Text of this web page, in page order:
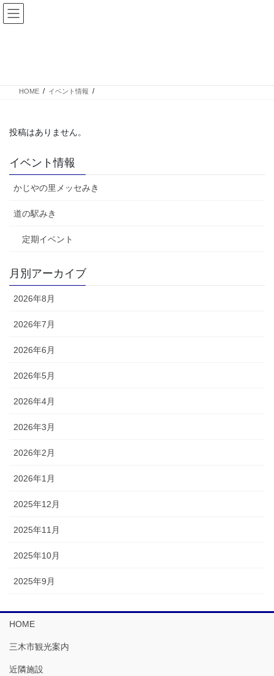
コ
ン
ナ
ビ
HOME イベント情報
投稿はありません。
イベント情報
かじやの里メッセみき
道の駅みき
定期イベント
月別アーカイブ
2026年8月
2026年7月
2026年6月
2026年5月
2026年4月
2026年3月
2026年2月
2026年1月
2025年12月
2025年11月
2025年10月
2025年9月
HOME
三木市観光案内
近隣施設